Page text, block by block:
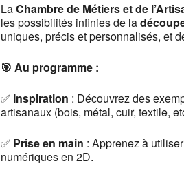
LaChambre de Métiers et de
les possibilités infinies de la
uniques, précis et personnalisés, et
🎯 Au programme :
✅ Inspiration : Découvrez des
artisanaux (bois, métal, cuir, textile,
✅ Prise en main : Apprenez à utiliser
numériques en 2D.